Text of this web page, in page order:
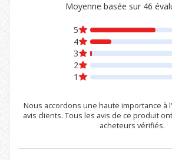
Moyenne basée sur 46
5
4
3
2
1
Nous accordons une haute importance à
avis clients. Tous les avis de ce produit
acheteurs vérifiés.